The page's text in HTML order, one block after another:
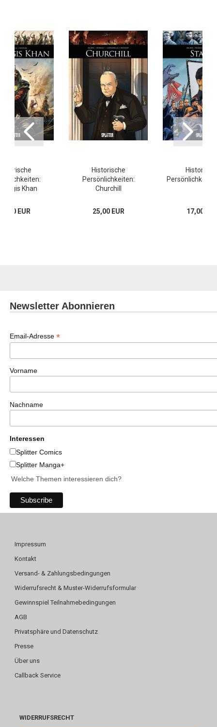
Khan
EUR
Historische
Persönlichkeiten:
Churchill
25,00 EUR 17,00
Newsletter Abonnieren
Email-Adresse *
Vorname
Nachname
Interessen
Splitter Comics
Splitter Manga+
Welche Themen interessieren dich?
Impressum
Kontakt
Versand- & Zahlungsbedingungen
Widerrufsrecht & Muster-Widerrufsformular
Gewinnspiel Teilnahmebedingungen
AGB
Privatsphäre und Datenschutz
Presse
Über uns
Callback Service
WIDERRUFSRECHT